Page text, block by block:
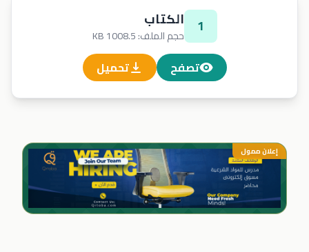
1 الكتاب
حجم الملف: 1008.5 KB
تصفح تحميل
إعلان ممول